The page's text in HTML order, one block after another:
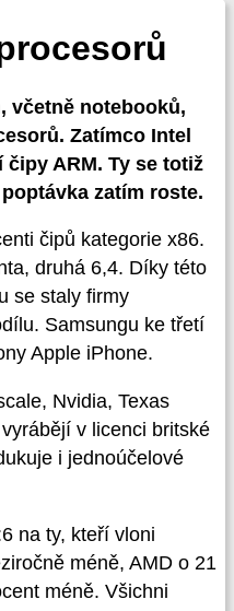
včetně notebooků,
Zatímco Intel
ARM. Ty se totiž
zatím roste.
čipů kategorie x86.
druhá 6,4. Díky této
se staly firmy
Samsungu ke třetí
Apple iPhone.
Nvidia, Texas
v licenci britské
i jednoúčelové
na ty, kteří vloni
méně, AMD o 21
méně. Všichni